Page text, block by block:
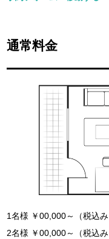
通常料金
1名様 ￥00,000～（税込み
2名様 ￥00,000～（税込み